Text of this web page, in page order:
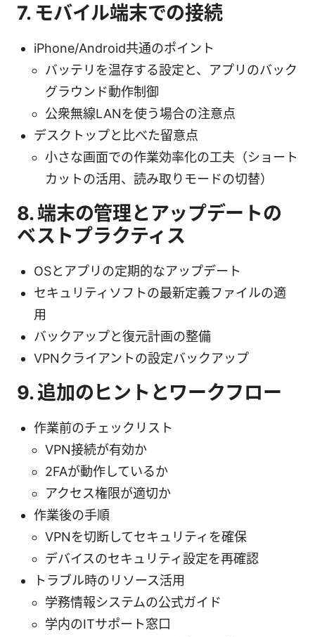
7. モバイル端末での接続
iPhone/Android共通のポイント
バッテリを温存する設定と、アプリのバック
グラウンド動作制御
公衆無線LANを使う場合の注意点
デスクトップと比べた留意点
小さな画面での作業効率化の工夫（ショート
カットの活用、読み取りモードの切替）
8. 端末の管理とアップデートの
ベストプラクティス
OSとアプリの定期的なアップデート
セキュリティソフトの最新定義ファイルの適
用
バックアップと復元計画の整備
VPNクライアントの設定バックアップ
9. 追加のヒントとワークフロー
作業前のチェックリスト
VPN接続が有効か
2FAが動作しているか
アクセス権限が適切か
作業後の手順
VPNを切断してセキュリティを確保
デバイスのセキュリティ設定を再確認
トラブル時のリソース活用
学務情報システムの公式ガイド
学内のITサポート窓口